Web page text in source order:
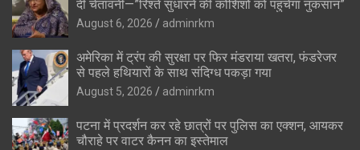
दी चेतावनी—”रिश्ते सुधारने की कोशिशों को पहुंचेगा नुकसान”
August 6, 2026 adminrkm
अमेरिका में ट्रंप की सुरक्षा पर फिर मंडराया खतरा, फंडरेजर
से पहले हथियारों के साथ संदिग्ध पकड़ा गया
August 5, 2026 adminrkm
पटना में प्रदर्शन कर रहे छात्रों पर पुलिस का एक्शन, आयकर
चौराहे पर वाटर कैनन का इस्तेमाल